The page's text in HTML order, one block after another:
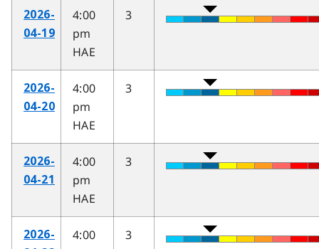
2026-
04-19
4:00
pm
HAE
3
2026-
04-20
4:00
pm
HAE
3
2026-
04-21
4:00
pm
HAE
3
2026-
4:00
3